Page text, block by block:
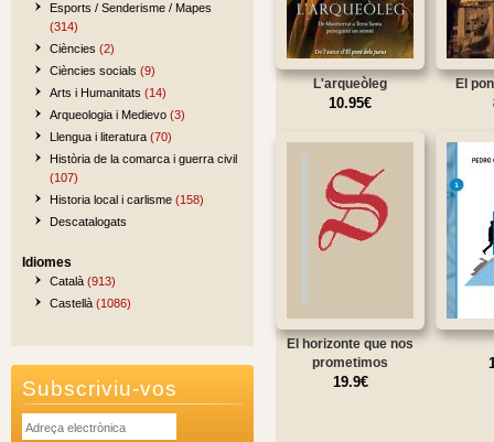
Esports / Senderisme / Mapes
(314)
Ciències (2)
Ciències socials (9)
Arts i Humanitats (14)
Arqueologia i Medievo (3)
Llengua i literatura (70)
Història de la comarca i guerra civil
(107)
Historia local i carlisme (158)
Descatalogats
Idiomes
Català (913)
Castellà (1086)
Subscriviu-vos
L'arqueòleg
10.95€
El
El horizonte que nos
prometimos
19.9€